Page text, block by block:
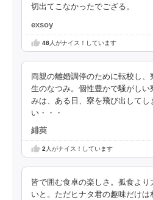
切出てこなかったでござる。
exsoy
48人がナイス！しています
両親の離婚調停のために転校し
生のなつみ。個性豊かで騒がしい
みは、ある日、寮を飛び出してし
い・・・
緋莢
2人がナイス！しています
皆で囲む食卓の楽しさ。孤食より
いと。ただヒナタ君の趣味だけは